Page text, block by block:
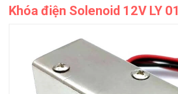
Khóa điện Solenoid 12V LY 01